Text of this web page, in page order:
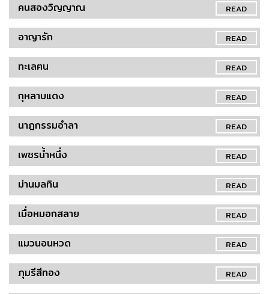
READ
คนสองวิญญาณ
READ
อาญารัก
READ
ทะเลฅน
READ
กุหลาบแดง
READ
นาฎกรรมอำลา
READ
เพชรน้ำหนึ่ง
READ
ม่านมลทิน
READ
เมื่อหมอกสลาย
READ
แมวนอนหวด
READ
ภุมรีสีทอง